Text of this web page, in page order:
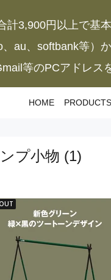
計3,900円以上で基
au、softbank等）
等のPCアドレス
HOME PRODUCTS
プ小物 (1)